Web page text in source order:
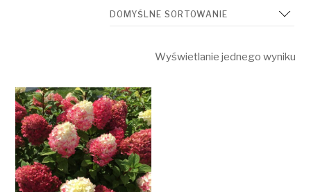
Wyświetlanie jednego wyniku